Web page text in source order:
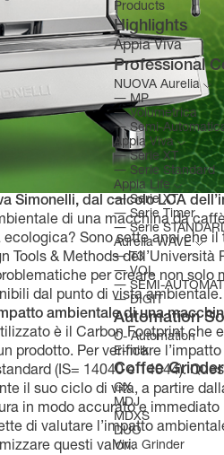
Products
Highlights
Appia Viva
Professional
NUOVA Aurelia
―MP
―Volumetrica
―Semi-
Appia Viva
―Serie XT
― Serie Standard
Appia Life
―Serie XT
―Serie Timer
― Serie
Aurelia WAVE
―T3
―VOL
― SEMI-
―DIGIT
Automation
C- Automation
E-milk
Coffee
GX
MDJ
MDXS
DUO
Viva Grinder
Simonelli, dal calcolo LCA
di una macchina da
ecologica? Sono sette anni che
Tools & Methods
per creare non
dal punto di vista ambientale.
ambientale di una
è il Carbon Footprint che
prodotto. Per verificare
(IS= 14040 e 14044).
il suo ciclo di vita, a partire
in modo accurato e
di valutare l’impatto
questi valori.